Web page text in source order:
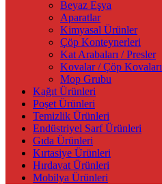
Beyaz Eşya
Aparatlar
Kimyasal Ürünler
Çöp Konteynerleri
Kat Arabaları / Presler
Kovalar / Çöp Kovaları
Mop Grubu
Kağıt Ürünleri
Poşet Ürünleri
Temizlik Ürünleri
Endüstriyel Sarf Ürünleri
Gıda Ürünleri
Kırtasiye Ürünleri
Hırdavat Ürünleri
Mobilya Ürünleri